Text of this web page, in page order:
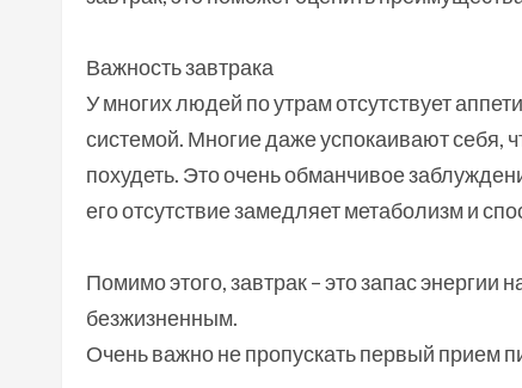
Важность завтрака
У многих людей по утрам отсутствует
системой. Многие даже успокаивают себя,
похудеть. Это очень обманчивое
его отсутствие замедляет метаболизм и
Помимо этого, завтрак – это запас энергии
безжизненным.
Очень важно не пропускать первый прием